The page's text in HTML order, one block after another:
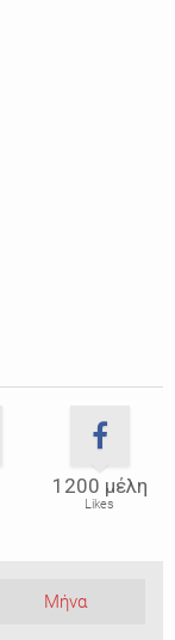
1200 μέλη
Likes
Μήνα